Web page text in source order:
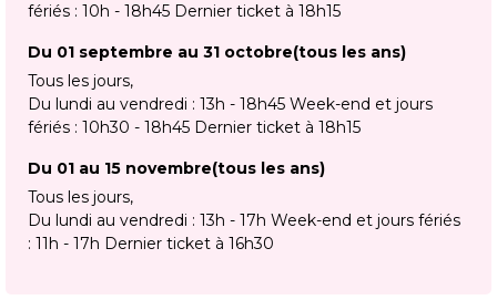
fériés : 10h - 18h45 Dernier ticket à 18h15
Du 01 septembre au 31 octobre(tous les ans)
Tous les jours
Du lundi au vendredi : 13h - 18h45 Week-end et jours
fériés : 10h30 - 18h45 Dernier ticket à 18h15
Du 01 au 15 novembre(tous les ans)
Tous les jours
Du lundi au vendredi : 13h - 17h Week-end et jours fériés
: 11h - 17h Dernier ticket à 16h30